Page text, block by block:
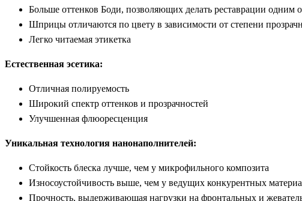
Больше оттенков Боди, позволяющих делать реставрации одним
Шприцы отличаются по цвету в зависимости от степени
Легко читаемая этикетка
Естественная эсетика:
Отличная полируемость
Широкий спектр оттенков и прозрачностей
Улучшенная флюоресценция
Уникальная технология нанонаполнителей:
Стойкость блеска лучше, чем у микрофильного композита
Износоустойчивость выше, чем у ведущих конкурентных
Прочность, выдерживающая нагрузки на фронтальных и